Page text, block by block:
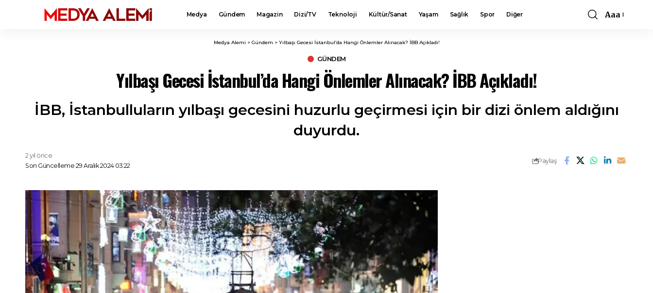
Medya Gündem Magazin Dizi/TV Teknoloji Kültür/Sanat Yaşam Sağlık Spor Diğer
Font
Aaa
Medya Alemi > Gündem > Yılbaşı Gecesi İstanbul’da Hangi Önlemler Alınacak? İBB Açıkladı!
GÜNDEM
Yılbaşı Gecesi İstanbul’da Hangi Önlemler Alınacak? İBB Açıkladı!
İBB, İstanbulluların yılbaşı gecesini huzurlu geçirmesi için bir dizi önlem aldığını
duyurdu.
Son Güncelleme 29 Aralık 2024 03:22
2 yıl önce
Paylaş